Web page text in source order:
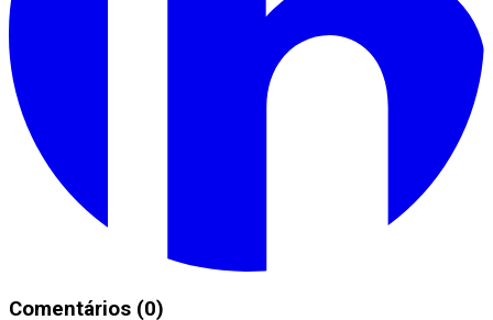
Comentários (0)